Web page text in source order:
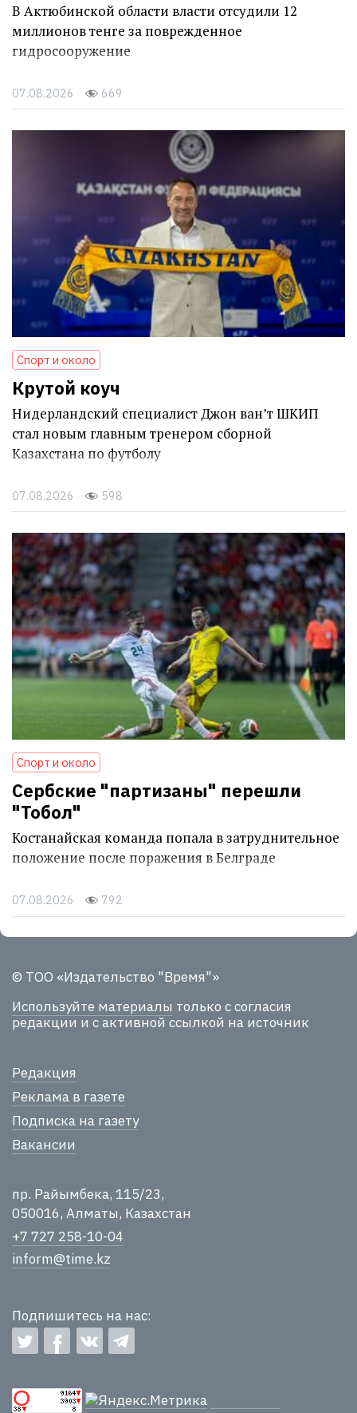
В Актюбинской области власти отсудили 12
миллионов тенге за поврежденное
гидросооружение
07.08.2026 669
Спорт и около
Крутой коуч
Нидерландский специалист Джон ван’т ШКИП
стал новым главным тренером сборной
Казахстана по футболу
07.08.2026 598
Спорт и около
Сербские "партизаны" перешли
"Тобол"
Костанайская команда попала в затруднительное
положение после поражения в Белграде
07.08.2026 792
© ТОО «Издательство "Время"»
Используйте материалы только с согласия
редакции и с активной ссылкой на источник
Редакция
Реклама в газете
Подписка на газету
Вакансии
пр. Райымбека, 115/23,
050016, Алматы, Казахстан
+7 727 258-10-04
inform@time.kz
Подпишитесь на нас: